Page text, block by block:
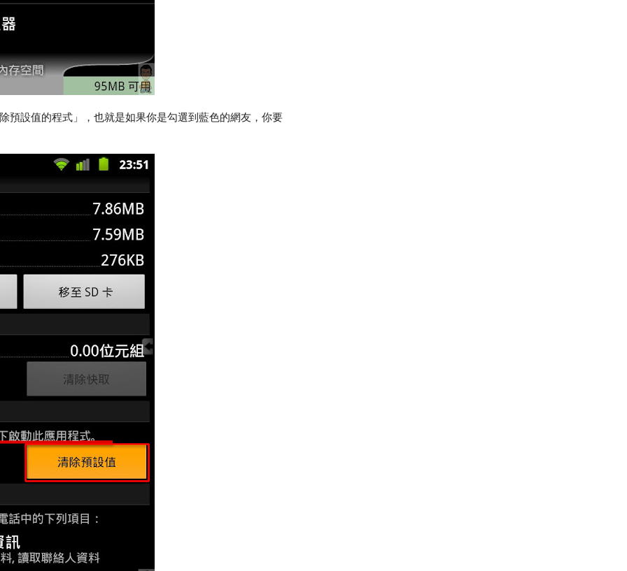
預設值的程式」，也就是如果你是勾選到藍色的網友，你要